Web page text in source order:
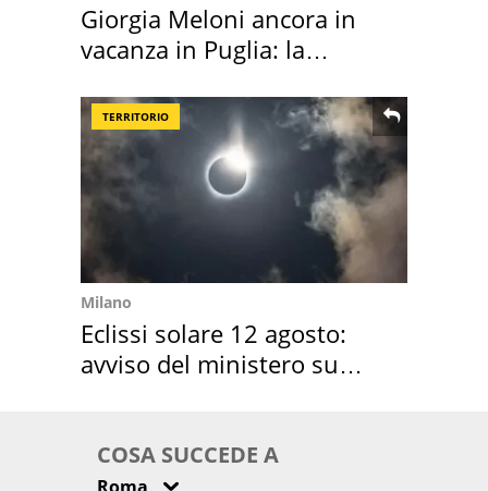
Giorgia Meloni ancora in
vacanza in Puglia: la
TERRITORIO
Milano
Eclissi solare 12 agosto:
avviso del ministero su